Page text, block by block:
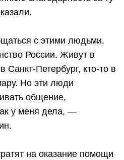
с этими людьми.
России. Живут в
Санкт-Петербург, кто-то в
Но эти люди
общение,
у меня дела, —
на оказание помощи